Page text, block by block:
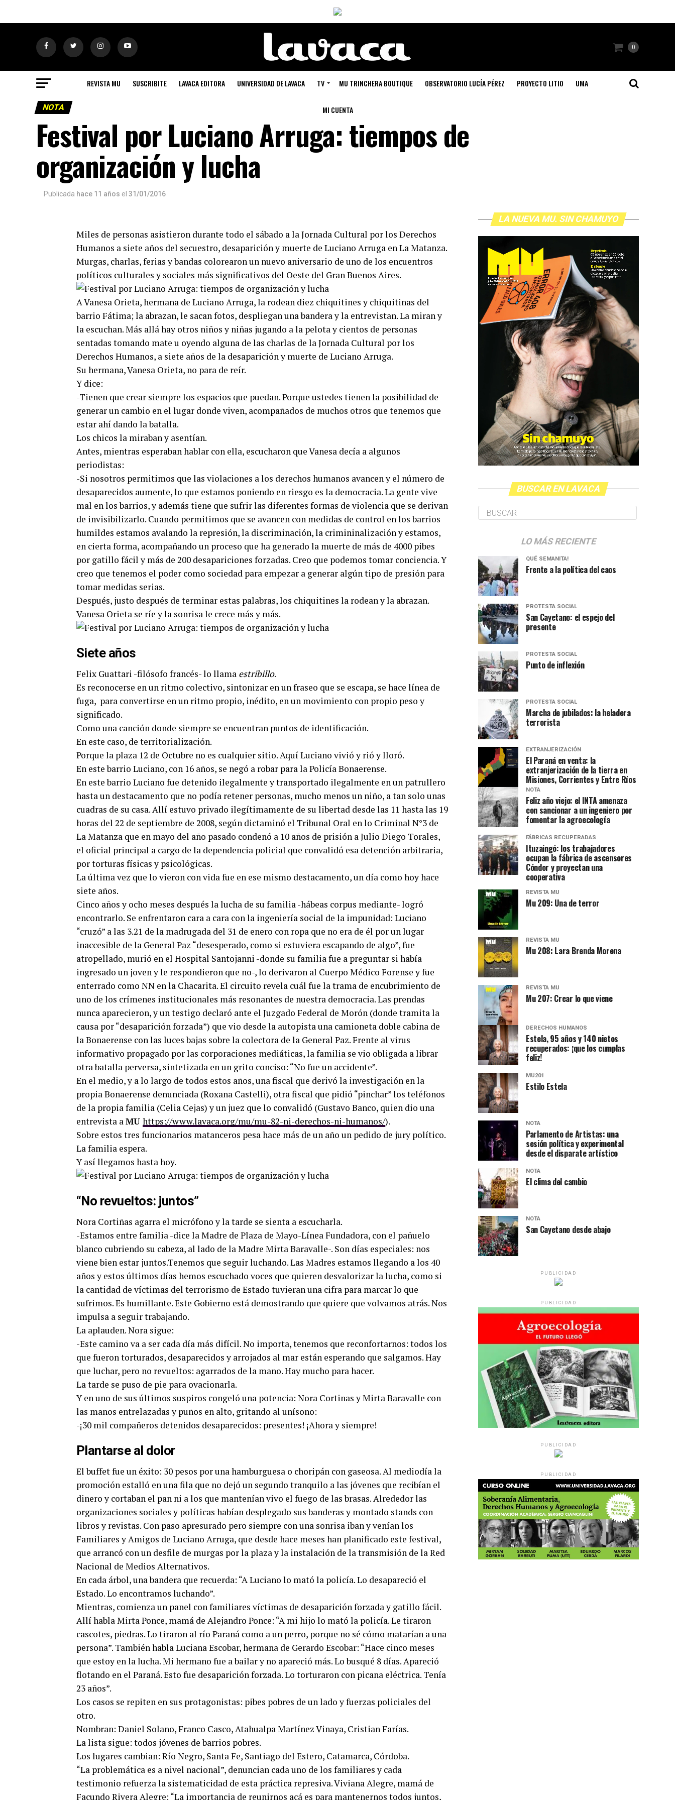
0
REVISTA MU SUSCRIBITE LAVACA EDITORA UNIVERSIDAD DE LAVACA TV MU TRINCHERA BOUTIQUE OBSERVATORIO LUCÍA PÉREZ PROYECTO LITIO UMA
MI CUENTA
NOTA
Festival por Luciano Arruga: tiempos de
organización y lucha
Publicada hace 11 años el 31/01/2016
Miles de personas asistieron durante todo el sábado a la Jornada Cultural por los Derechos
Humanos a siete años del secuestro, desaparición y muerte de Luciano Arruga en La Matanza.
Murgas, charlas, ferias y bandas colorearon un nuevo aniversario de uno de los encuentros
políticos culturales y sociales más significativos del Oeste del Gran Buenos Aires.
A Vanesa Orieta, hermana de Luciano Arruga, la rodean diez chiquitines y chiquitinas del
barrio Fátima; la abrazan, le sacan fotos, despliegan una bandera y la entrevistan. La miran y
la escuchan. Más allá hay otros niños y niñas jugando a la pelota y cientos de personas
sentadas tomando mate u oyendo alguna de las charlas de la Jornada Cultural por los
Derechos Humanos, a siete años de la desaparición y muerte de Luciano Arruga.
Su hermana, Vanesa Orieta, no para de reír.
Y dice:
-Tienen que crear siempre los espacios que puedan. Porque ustedes tienen la posibilidad de
generar un cambio en el lugar donde viven, acompañados de muchos otros que tenemos que
estar ahí dando la batalla.
Los chicos la miraban y asentían.
Antes, mientras esperaban hablar con ella, escucharon que Vanesa decía a algunos
periodistas:
-Si nosotros permitimos que las violaciones a los derechos humanos avancen y el número de
desaparecidos aumente, lo que estamos poniendo en riesgo es la democracia. La gente vive
mal en los barrios, y además tiene que sufrir las diferentes formas de violencia que se derivan
de invisibilizarlo. Cuando permitimos que se avancen con medidas de control en los barrios
humildes estamos avalando la represión, la discriminación, la crimininalización y estamos,
en cierta forma, acompañando un proceso que ha generado la muerte de más de 4000 pibes
por gatillo fácil y más de 200 desapariciones forzadas. Creo que podemos tomar conciencia. Y
creo que tenemos el poder como sociedad para empezar a generar algún tipo de presión para
tomar medidas serias.
Después, justo después de terminar estas palabras, los chiquitines la rodean y la abrazan.
Vanesa Orieta se ríe y la sonrisa le crece más y más.
Siete años
Felix Guattari -filósofo francés- lo llama estribillo.
Es reconocerse en un ritmo colectivo, sintonizar en un fraseo que se escapa, se hace línea de
fuga, para convertirse en un ritmo propio, inédito, en un movimiento con propio peso y
significado.
Como una canción donde siempre se encuentran puntos de identificación.
En este caso, de territorialización.
Porque la plaza 12 de Octubre no es cualquier sitio. Aquí Luciano vivió y rió y lloró.
En este barrio Luciano, con 16 años, se negó a robar para la Policía Bonaerense.
En este barrio Luciano fue detenido ilegalmente y transportado ilegalmente en un patrullero
hasta un destacamento que no podía retener personas, mucho menos un niño, a tan solo unas
cuadras de su casa. Allí estuvo privado ilegítimamente de su libertad desde las 11 hasta las 19
horas del 22 de septiembre de 2008, según dictaminó el Tribunal Oral en lo Criminal N°3 de
La Matanza que en mayo del año pasado condenó a 10 años de prisión a Julio Diego Torales,
el oficial principal a cargo de la dependencia policial que convalidó esa detención arbitraria,
por torturas físicas y psicológicas.
La última vez que lo vieron con vida fue en ese mismo destacamento, un día como hoy hace
siete años.
Cinco años y ocho meses después la lucha de su familia -hábeas corpus mediante- logró
encontrarlo. Se enfrentaron cara a cara con la ingeniería social de la impunidad: Luciano
“cruzó” a las 3.21 de la madrugada del 31 de enero con ropa que no era de él por un lugar
inaccesible de la General Paz “desesperado, como si estuviera escapando de algo”, fue
atropellado, murió en el Hospital Santojanni -donde su familia fue a preguntar si había
ingresado un joven y le respondieron que no-, lo derivaron al Cuerpo Médico Forense y fue
enterrado como NN en la Chacarita. El circuito revela cuál fue la trama de encubrimiento de
uno de los crímenes institucionales más resonantes de nuestra democracia. Las prendas
nunca aparecieron, y un testigo declaró ante el Juzgado Federal de Morón (donde tramita la
causa por “desaparición forzada”) que vio desde la autopista una camioneta doble cabina de
la Bonaerense con las luces bajas sobre la colectora de la General Paz. Frente al virus
informativo propagado por las corporaciones mediáticas, la familia se vio obligada a librar
otra batalla perversa, sintetizada en un grito conciso: “No fue un accidente”.
En el medio, y a lo largo de todos estos años, una fiscal que derivó la investigación en la
propia Bonaerense denunciada (Roxana Castelli), otra fiscal que pidió “pinchar” los teléfonos
de la propia familia (Celia Cejas) y un juez que lo convalidó (Gustavo Banco, quien dio una
entrevista aMU https://www.lavaca.org/mu/mu-82-ni-derechos-ni-humanos/).
Sobre estos tres funcionarios matanceros pesa hace más de un año un pedido de jury político.
La familia espera.
Y así llegamos hasta hoy.
“No revueltos: juntos”
Nora Cortiñas agarra el micrófono y la tarde se sienta a escucharla.
-Estamos entre familia -dice la Madre de Plaza de Mayo-Línea Fundadora, con el pañuelo
blanco cubriendo su cabeza, al lado de la Madre Mirta Baravalle-. Son días especiales: nos
viene bien estar juntos.Tenemos que seguir luchando. Las Madres estamos llegando a los 40
años y estos últimos días hemos escuchado voces que quieren desvalorizar la lucha, como si
la cantidad de víctimas del terrorismo de Estado tuvieran una cifra para marcar lo que
sufrimos. Es humillante. Este Gobierno está demostrando que quiere que volvamos atrás. Nos
impulsa a seguir trabajando.
La aplauden. Nora sigue:
-Este camino va a ser cada día más difícil. No importa, tenemos que reconfortarnos: todos los
que fueron torturados, desaparecidos y arrojados al mar están esperando que salgamos. Hay
que luchar, pero no revueltos: agarrados de la mano. Hay mucho para hacer.
La tarde se puso de pie para ovacionarla.
Y en uno de sus últimos suspiros congeló una potencia: Nora Cortinas y Mirta Baravalle con
las manos entrelazadas y puños en alto, gritando al unísono:
-¡30 mil compañeros detenidos desaparecidos: presentes! ¡Ahora y siempre!
Plantarse al dolor
El buffet fue un éxito: 30 pesos por una hamburguesa o choripán con gaseosa. Al mediodía la
promoción estalló en una fila que no dejó un segundo tranquilo a las jóvenes que recibían el
dinero y cortaban el pan ni a los que mantenían vivo el fuego de las brasas. Alrededor las
organizaciones sociales y políticas habían desplegado sus banderas y montado stands con
libros y revistas. Con paso apresurado pero siempre con una sonrisa iban y venían los
Familiares y Amigos de Luciano Arruga, que desde hace meses han planificado este festival,
que arrancó con un desfile de murgas por la plaza y la instalación de la transmisión de la Red
Nacional de Medios Alternativos.
En cada árbol, una bandera que recuerda: “A Luciano lo mató la policía. Lo desapareció el
Estado. Lo encontramos luchando”.
Mientras, comienza un panel con familiares víctimas de desaparición forzada y gatillo fácil.
Allí habla Mirta Ponce, mamá de Alejandro Ponce: “A mi hijo lo mató la policía. Le tiraron
cascotes, piedras. Lo tiraron al río Paraná como a un perro, porque no sé cómo matarían a una
persona”. También habla Luciana Escobar, hermana de Gerardo Escobar: “Hace cinco meses
que estoy en la lucha. Mi hermano fue a bailar y no apareció más. Lo busqué 8 días. Apareció
flotando en el Paraná. Esto fue desaparición forzada. Lo torturaron con picana eléctrica. Tenía
23 años”.
Los casos se repiten en sus protagonistas: pibes pobres de un lado y fuerzas policiales del
otro.
Nombran: Daniel Solano, Franco Casco, Atahualpa Martínez Vinaya, Cristian Farías.
La lista sigue: todos jóvenes de barrios pobres.
Los lugares cambian: Río Negro, Santa Fe, Santiago del Estero, Catamarca, Córdoba.
“La problemática es a nivel nacional”, denuncian cada uno de los familiares y cada
testimonio refuerza la sistematicidad de esta práctica represiva. Viviana Alegre, mamá de
Facundo Rivera Alegre: “La importancia de reunirnos acá es para mantenernos todos juntos,
LA NUEVA MU. SIN CHAMUYO
BUSCAR EN LAVACA
LO MÁS RECIENTE
QUÉ SEMANITA!
Frente a la política del caos
PROTESTA SOCIAL
San Cayetano: el espejo del
presente
PROTESTA SOCIAL
Punto de inflexión
PROTESTA SOCIAL
Marcha de jubilados: la heladera
terrorista
EXTRANJERIZACIÓN
El Paraná en venta: la
extranjerización de la tierra en
Misiones, Corrientes y Entre Ríos
NOTA
Feliz año viejo: el INTA amenaza
con sancionar a un ingeniero por
fomentar la agroecología
FÁBRICAS RECUPERADAS
Ituzaingó: los trabajadores
ocupan la fábrica de ascensores
Cóndor y proyectan una
cooperativa
REVISTA MU
Mu 209: Una de terror
REVISTA MU
Mu 208: Lara Brenda Morena
REVISTA MU
Mu 207: Crear lo que viene
DERECHOS HUMANOS
Estela, 95 años y 140 nietos
recuperados: ¡que los cumplas
feliz!
MU201
Estilo Estela
NOTA
Parlamento de Artistas: una
sesión política y experimental
desde el disparate artístico
NOTA
El clima del cambio
NOTA
San Cayetano desde abajo
PUBLICIDAD
PUBLICIDAD
PUBLICIDAD
PUBLICIDAD